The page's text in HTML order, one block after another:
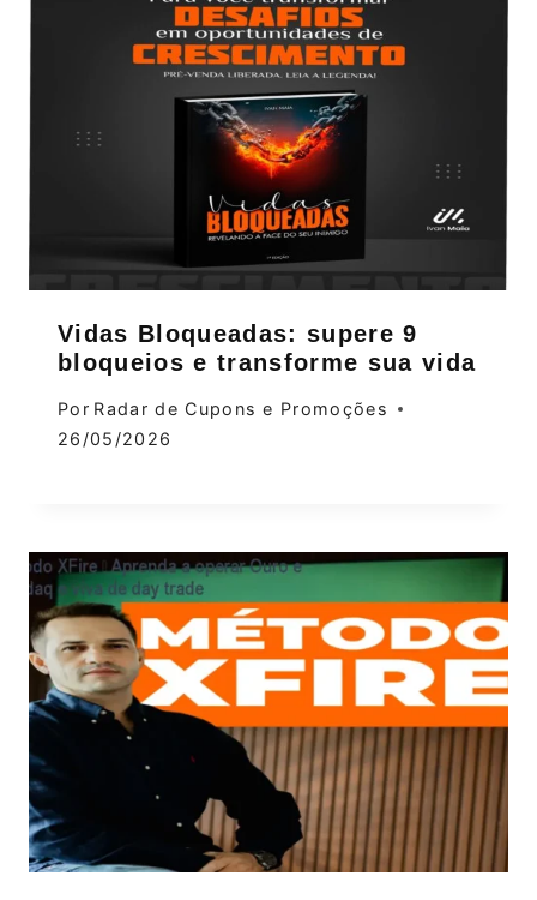
Vidas Bloqueadas: supere 9
bloqueios e transforme sua vida
Por Radar de Cupons e Promoções
26/05/2026